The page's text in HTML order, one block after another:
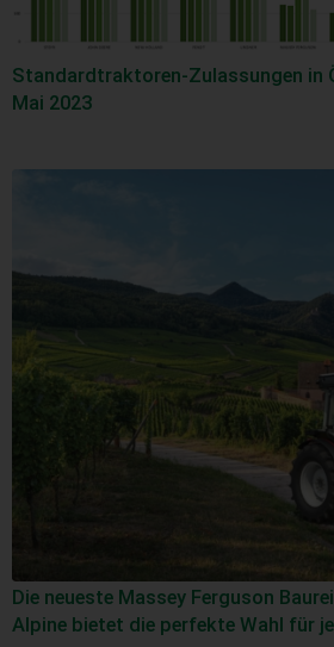
Standardtraktoren-Zulassungen in
Mai 2023
Die neueste Massey Ferguson
Alpine bietet die perfekte Wahl für